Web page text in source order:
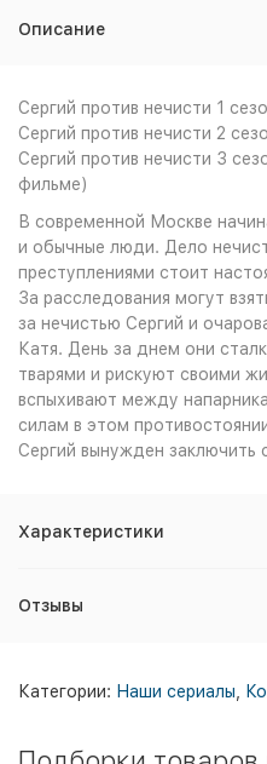
Описание
Сергий против нечисти 1
Сергий против нечисти 2
Сергий против нечисти 3
фильме)
В современной Москве
и обычные люди. Дело
преступлениями стоит
За расследования могут
за нечистью Сергий и
Катя. День за днем они
тварями и рискуют своими
вспыхивают между
силам в этом
Сергий вынужден заключить
Характеристики
Отзывы
Категории: Наши сериалы